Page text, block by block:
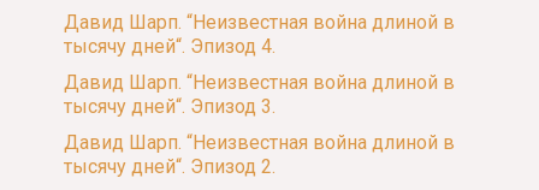
Давид Шарп. “Неизвестная война длиной в
тысячу дней“. Эпизод 4.
Давид Шарп. “Неизвестная война длиной в
тысячу дней“. Эпизод 3.
Давид Шарп. “Неизвестная война длиной в
тысячу дней“. Эпизод 2.